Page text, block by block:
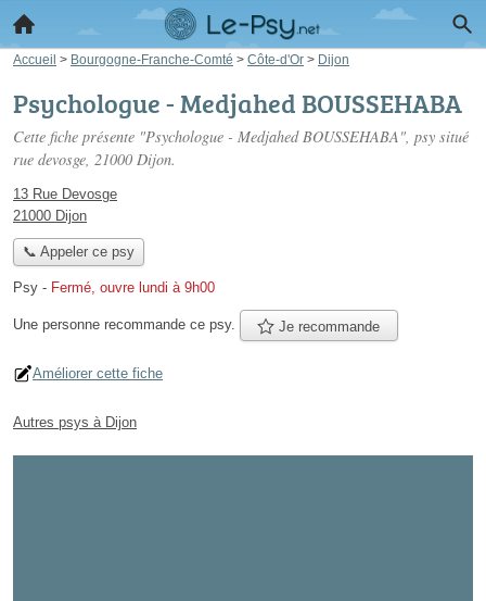
Accueil > Bourgogne-Franche-Comté > Côte-d'Or > Dijon
Psychologue - Medjahed BOUSSEHABA
Cette fiche présente "Psychologue - Medjahed BOUSSEHABA", psy situé
rue devosge, 21000 Dijon.
13 Rue Devosge
21000 Dijon
📞 Appeler ce psy
Psy - Fermé, ouvre lundi à 9h00
Une personne recommande ce psy. Je recommande
Améliorer cette fiche
Autres psys à Dijon